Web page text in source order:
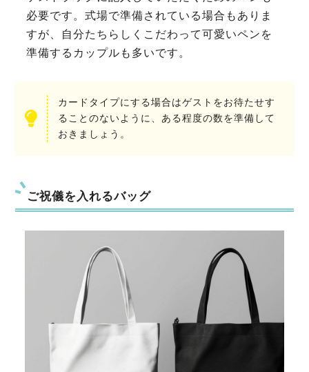
必要です。式場で準備されている場合もありま
すが、自分たちらしくこだわって可愛いペンを
準備するカップルも多いです。
カードタイプにする場合はゲストをお待たせす
ることのないように、ある程度の数を準備して
おきましょう。
ご祝儀を入れるバッグ